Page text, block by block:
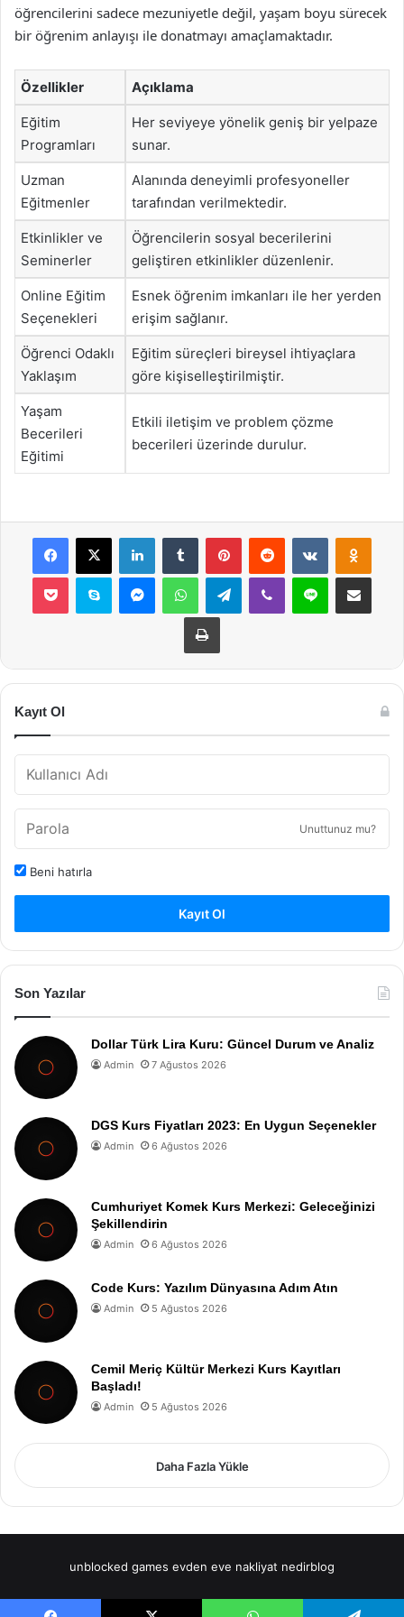
öğrencilerini sadece mezuniyetle değil, yaşam boyu sürecek
bir öğrenim anlayışı ile donatmayı amaçlamaktadır.
Özellikler Açıklama
Eğitim
Programları
Her seviyeye yönelik geniş bir yelpaze
sunar.
Uzman
Eğitmenler
Alanında deneyimli profesyoneller
tarafından verilmektedir.
Etkinlikler ve
Seminerler
Öğrencilerin sosyal becerilerini
geliştiren etkinlikler düzenlenir.
Online Eğitim
Seçenekleri
Esnek öğrenim imkanları ile her yerden
erişim sağlanır.
Öğrenci Odaklı
Yaklaşım
Eğitim süreçleri bireysel ihtiyaçlara
göre kişiselleştirilmiştir.
Yaşam
Becerileri
Eğitimi
Etkili iletişim ve problem çözme
becerileri üzerinde durulur.
Facebook
X LinkedInTumblr PinterestReddit VKontakte
Pocket Skype MessengerWhatsAppTelegramViber Line E-Posta ile
Yazdır
Kayıt Ol
Unuttunuz mu?
Beni hatırla
Kayıt Ol
Son Yazılar
Dollar Türk Lira Kuru: Güncel Durum ve Analiz
Admin 7 Ağustos 2026
DGS Kurs Fiyatları 2023: En Uygun Seçenekler
Admin 6 Ağustos 2026
Cumhuriyet Komek Kurs Merkezi: Geleceğinizi
Şekillendirin
Admin 6 Ağustos 2026
Code Kurs: Yazılım Dünyasına Adım Atın
Admin 5 Ağustos 2026
Cemil Meriç Kültür Merkezi Kurs Kayıtları
Başladı!
Admin 5 Ağustos 2026
Daha Fazla Yükle
unblocked games evden eve nakliyat nedirblog